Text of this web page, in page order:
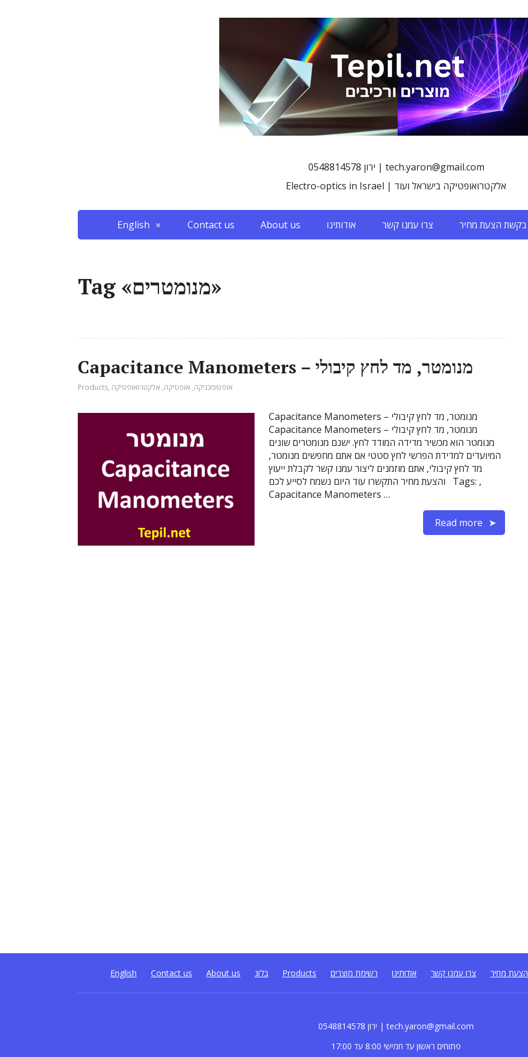
0548814578 ירון | tech.yaron@gmail.com
Electro-optics in Israel | אלקטרואופטיקה בישראל ועוד
English Contact us About us אודותינו צרו עמנו קשר בקשת הצעת מחיר
Tag «מנומטרים»
Capacitance Manometers – מנומטר, מד לחץ קיבולי
Products, אופטומכניקה, אופטיקה, אלקטרואופטיקה
Capacitance Manometers – מנומטר, מד לחץ קיבולי
Capacitance Manometers – מנומטר, מד לחץ קיבולי
מנומטר הוא מכשיר מדידה המודד לחץ. ישנם מנומטרים שונים
המיועדים למדידת הפרשי לחץ סטטי אם אתם מחפשים מנומטר,
מד לחץ קיבולי, אתם מוזמנים ליצור עמנו קשר לקבלת ייעוץ
והצעת מחיר התקשרו עוד היום נשמח לסייע לכם Tags: ,
Capacitance Manometers …
Read more
English Contact us About us בלוג Products רשימת מוצרים אודותינו צרו עמנו קשר מחיר
0548814578 ירון | tech.yaron@gmail.com
פתוחים ראשון עד חמישי 8:00 עד 17:00